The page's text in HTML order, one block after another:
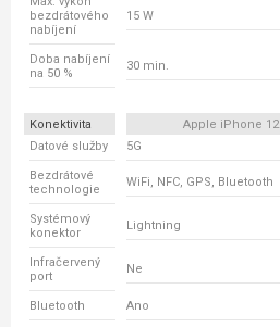
bezdrátového
nabíjení
15 W
Doba nabíjení
na 50 %
30 min.
Konektivita Apple iPhone 12
Datové služby
5G
Bezdrátové
technologie
WiFi, NFC, GPS, Bluetooth
Systémový
konektor
Lightning
Infračervený
port
Ne
Bluetooth Ano